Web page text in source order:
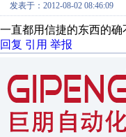
发表于：2012-08-02 08:46:09
一直都用信捷的东西的确
回复 引用 举报